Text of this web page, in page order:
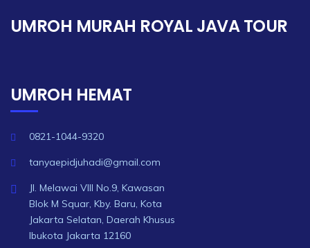
UMROH MURAH ROYAL JAVA TOUR
UMROH HEMAT
0821-1044-9320
tanyaepidjuhadi@gmail.com
Jl. Melawai VIII No.9, Kawasan
Blok M Squar, Kby. Baru, Kota
Jakarta Selatan, Daerah Khusus
Ibukota Jakarta 12160